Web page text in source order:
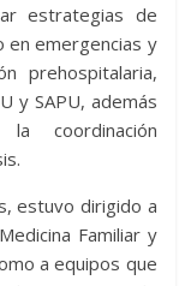
estrategias de
en emergencias y
prehospitalaria,
y SAPU, además
coordinación
estuvo dirigido a
Familiar y
a equipos que